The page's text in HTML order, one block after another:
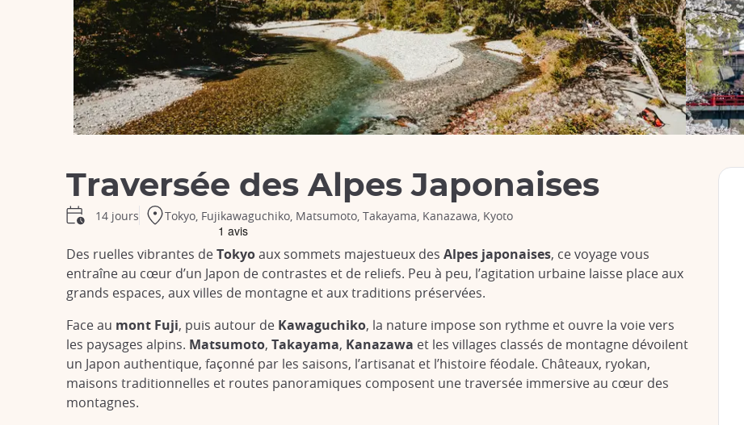
Traversée des Alpes Japonaises
14 jours Tokyo, Fujikawaguchiko, Matsumoto, Takayama, Kanazawa, Kyoto
Des ruelles vibrantes deTokyoaux sommets majestueux des Alpes japonaises, ce voyage vous
entraîne au cœur d’un Japon de contrastes et de reliefs. Peu à peu, l’agitation urbaine laisse place aux
grands espaces, aux villes de montagne et aux traditions préservées.
Face au mont Fuji, puis autour de Kawaguchiko, la nature impose son rythme et ouvre la voie vers
les paysages alpins. Matsumoto, Takayama, Kanazawa et les villages classés de montagne dévoilent
un Japon authentique, façonné par les saisons, l’artisanat et l’histoire féodale. Châteaux, ryokan,
maisons traditionnelles et routes panoramiques composent une traversée immersive au cœur des
montagnes.